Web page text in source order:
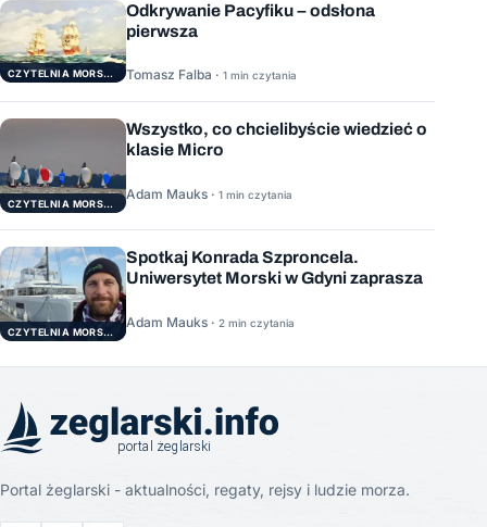
CZYTELNIA MORSKA
Odkrywanie Pacyfiku – odsłona
pierwsza
Tomasz Falba · 1 min czytania
CZYTELNIA MORSKA
Wszystko, co chcielibyście wiedzieć o
klasie Micro
Adam Mauks · 1 min czytania
CZYTELNIA MORSKA
Spotkaj Konrada Szproncela.
Uniwersytet Morski w Gdyni zaprasza
Adam Mauks · 2 min czytania
Portal żeglarski - aktualności, regaty, rejsy i ludzie morza.